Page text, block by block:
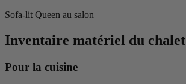
Sofa-lit Queen au salon
Inventaire matériel du chalet
Pour la cuisine